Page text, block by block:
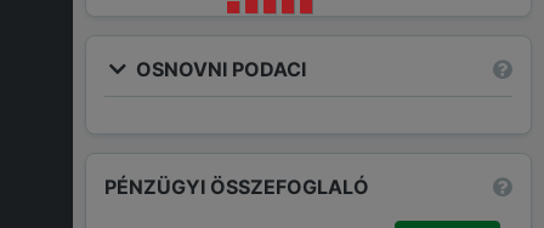
OSNOVNI PODACI
PÉNZÜGYI ÖSSZEFOGLALÓ